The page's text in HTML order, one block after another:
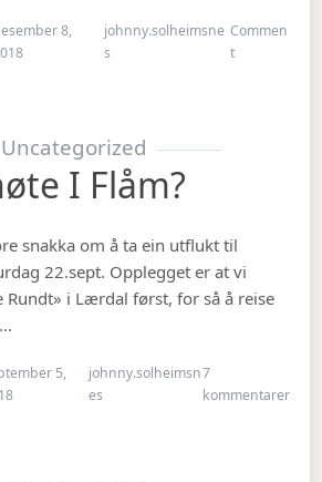
8,
johnny.solheimsne
s
Commen
ton Julebordet
Uncategorized
I Flåm?
snakka om å ta ein utflukt til
22.sept. Opplegget er at vi
Rundt» i Lærdal først, for så å reise
5,
johnny.solheimsn
es
7
kommentarertil